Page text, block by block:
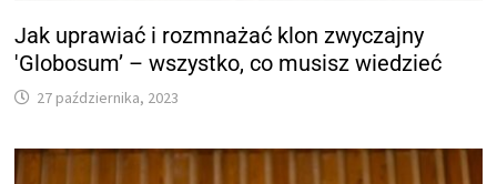
Jak uprawiać i rozmnażać klon zwyczajny
'Globosum’ – wszystko, co musisz wiedzieć
27 października, 2023